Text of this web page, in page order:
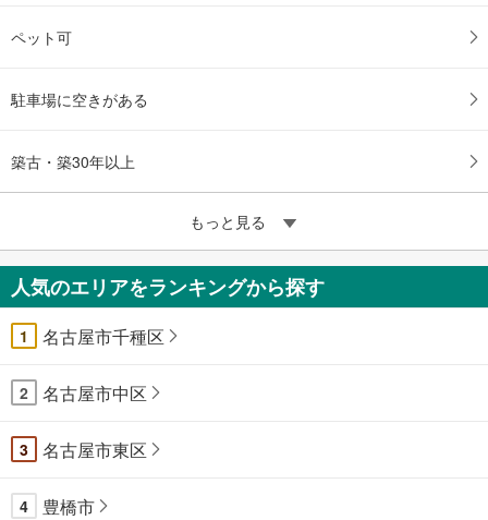
ペット可
駐車場に空きがある
築古・築30年以上
もっと見る
人気のエリアをランキングから探す
1 名古屋市千種区
2 名古屋市中区
3 名古屋市東区
4 豊橋市